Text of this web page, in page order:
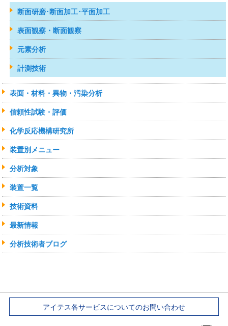
断面研磨･断面加工･平面加工
表面観察・断面観察
元素分析
計測技術
表面・材料・異物・汚染分析
信頼性試験・評価
化学反応機構研究所
装置別メニュー
分析対象
装置一覧
技術資料
最新情報
分析技術者ブログ
アイテス各サービスについてのお問い合わせ